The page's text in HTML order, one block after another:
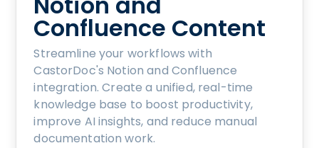
Confluence Content
Streamline your workflows with
CastorDoc's Notion and Confluence
integration. Create a unified, real-time
knowledge base to boost productivity,
improve AI insights, and reduce manual
documentation work.